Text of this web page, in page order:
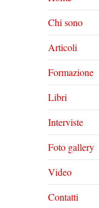
Chi sono
Articoli
Formazione
Libri
Interviste
Foto gallery
Video
Contatti